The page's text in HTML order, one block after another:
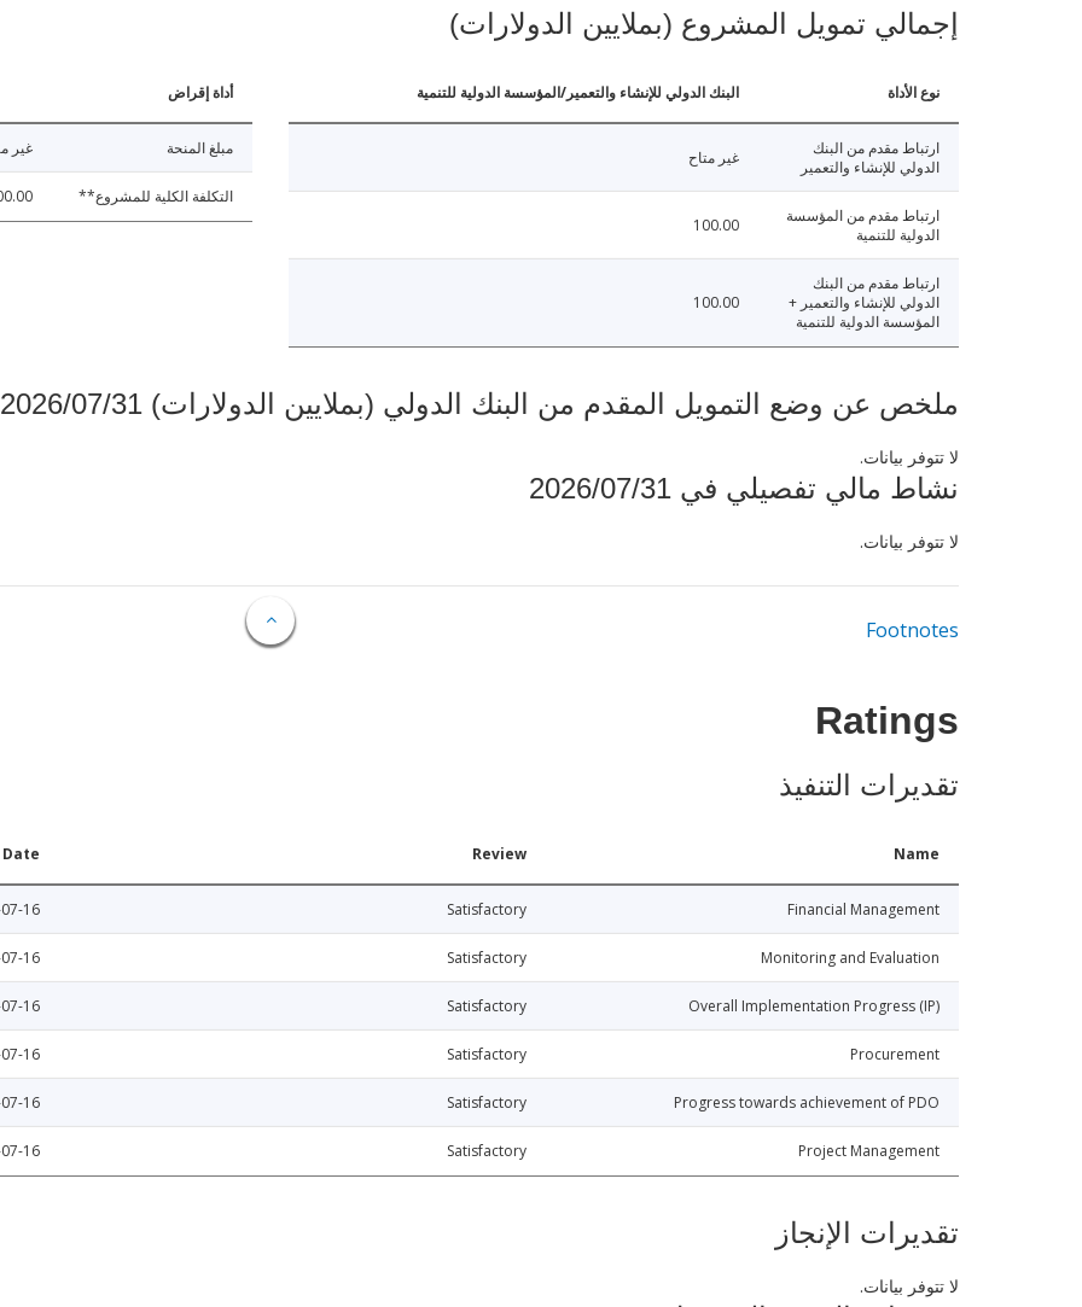
إجمالي تمويل المشروع (بملايين الدولارات)
نوع الأداة البنك الدولي للإنشاء والتعمير/المؤسسة الدولية للتنمية
ارتباط مقدم من البنك
الدولي للإنشاء والتعمير
غير متاح
ارتباط مقدم من المؤسسة
الدولية للتنمية
100.00
ارتباط مقدم من البنك
الدولي للإنشاء والتعمير +
المؤسسة الدولية للتنمية
100.00
أداة إقراض
مبلغ المنحة غير
التكلفة الكلية للمشروع**
ملخص عن وضع التمويل المقدم من البنك الدولي (بملايين الدولارات) 2026/07/31
لا تتوفر بيانات.
نشاط مالي تفصيلي في 2026/07/31
لا تتوفر بيانات.
Footnotes
Ratings
تقديرات التنفيذ
Name
Review
Date
Financial Management
Satisfactory
16
Monitoring and Evaluation
Satisfactory
16
Overall Implementation Progress (IP)
Satisfactory
16
Procurement
Satisfactory
16
Progress towards achievement of PDO
Satisfactory
16
Project Management
Satisfactory
16
تقديرات الإنجاز
لا تتوفر بيانات.